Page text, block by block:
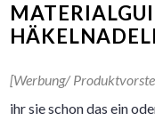
[Werbung/
ihr sie schon das ein